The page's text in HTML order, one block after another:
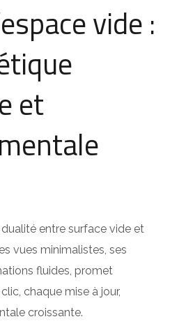
vide :
et
entre surface vide et
vues minimalistes, ses
fluides, promet
chaque mise à jour,
croissante.